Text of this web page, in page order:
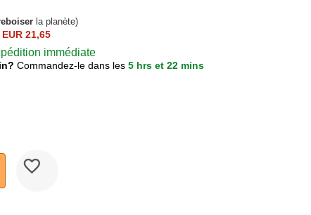
la planète)
EUR 21,65
immédiate
Commandez-le dans les 5 hrs et 22 mins